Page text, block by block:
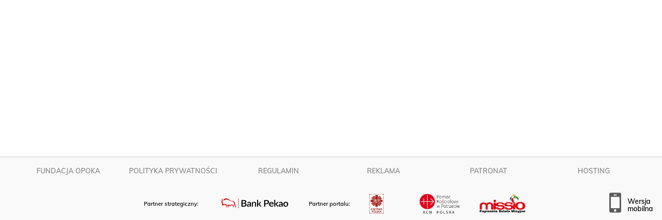
FUNDACJA OPOKA POLITYKA PRYWATNOŚCI REGULAMIN REKLAMA PATRONAT HOSTING
Partner strategiczny: Partner portalu:
wersja
mobilna